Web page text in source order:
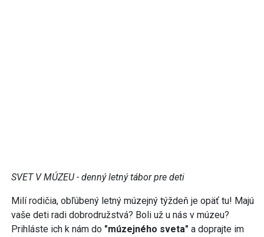
SVET V MÚZEU - denný letný tábor pre deti
Milí rodičia, obľúbený letný múzejný týždeň je opäť tu! Majú
vaše deti radi dobrodružstvá? Boli už u nás v múzeu?
Prihláste ich k nám do "múzejného sveta" a doprajte im